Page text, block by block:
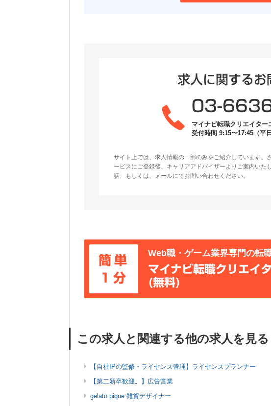
求人に関するお
03-
マイナビ転職クリエイター
受付時間 9:15〜17:45（平日
サイト上では、求人情報の一部のみをご紹介しています。
ービスにご登録後、キャリアアドバイザーよりご案内いた
話、もしくは、メールにてお問い合わせください。
簡単
1分
Web職・ゲーム業界専門の転
マイナビ転職クリエイ
(無料)
この求人と関連する他の求人を見る
【自社IPの監修・ライセンス管理】ライセンスプランナー
【第二新卒歓迎。】広告営業
gelato pique 雑貨デザイナー